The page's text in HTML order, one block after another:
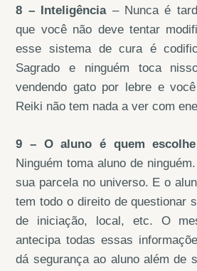
8 – Inteligência– Nunca é
que você não deve tentar
esse sistema de cura é
Sagrado e ninguém toca
vendendo gato por lebre e
Reiki não tem nada a ver com
9 – O aluno é quem
Ninguém toma aluno de
sua parcela no universo. E o
tem todo o direito de questionar
de iniciação, local, etc. O
antecipa todas essas
dá segurança ao aluno além de